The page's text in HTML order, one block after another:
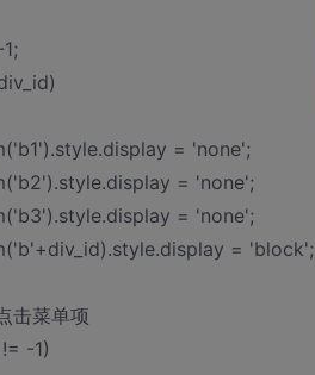
= 'none';
= 'none';
= 'none';
= 'block';
击菜单项
-1)